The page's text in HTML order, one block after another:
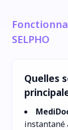
SELPHO
Quelles
instantané